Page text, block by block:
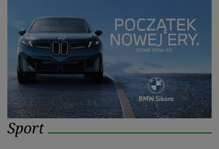
Sport